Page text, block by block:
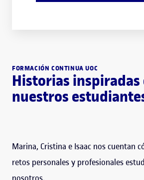
FORMACIÓN CONTINUA UOC
Historias inspiradas
nuestros
Marina, Cristina e Isaac nos cuentan
retos personales y profesionales